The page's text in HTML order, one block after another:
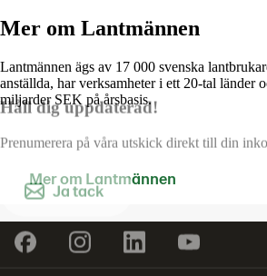
Mer om Lantmännen
Lantmännen ägs av 17 000 svenska
anställda, har verksamheter i ett 20-tal länder
miljarder SEK på årsbasis.
Mer om Lantmännen
Håll dig uppdaterad!
Prenumerera på våra utskick direkt till din
Ja tack